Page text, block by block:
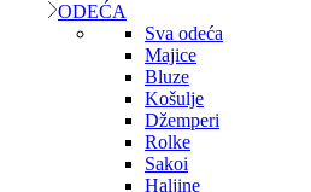
ODEĆA
Sva odeća
Majice
Bluze
Košulje
Džemperi
Rolke
Sakoi
Haljine